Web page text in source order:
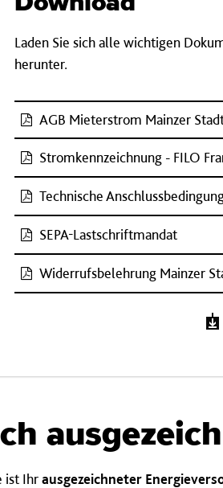
Laden Sie sich alle wichtigen
herunter.
AGB Mieterstrom Mainzer
Stromkennzeichnung - FILO
Technische
SEPA-Lastschriftmandat
Widerrufsbelehrung Mainzer
ist Ihrausgezeichneter